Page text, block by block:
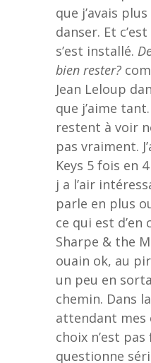
que j’avais
danser. Et
s’est installé.
bien rester?
Jean Leloup
que j’aime
restent à voir
pas vraiment.
Keys 5 fois en
j a l’air
parle en plus
ce qui est d’en
Sharpe & the
ouain ok, au
un peu en
chemin. Dans
attendant mes
choix n’est
questionne